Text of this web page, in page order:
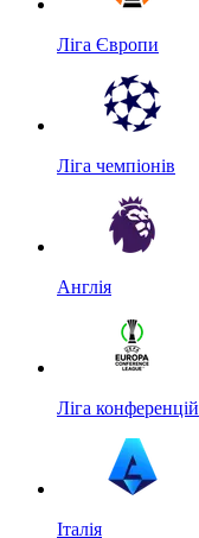
Ліга Європи
Ліга чемпіонів
Англія
Ліга конференцій
Італія